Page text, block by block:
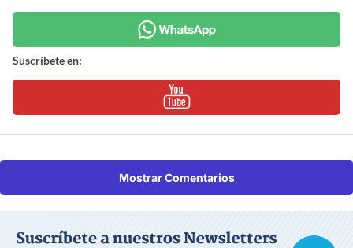
Suscríbete en:
Mostrar Comentarios